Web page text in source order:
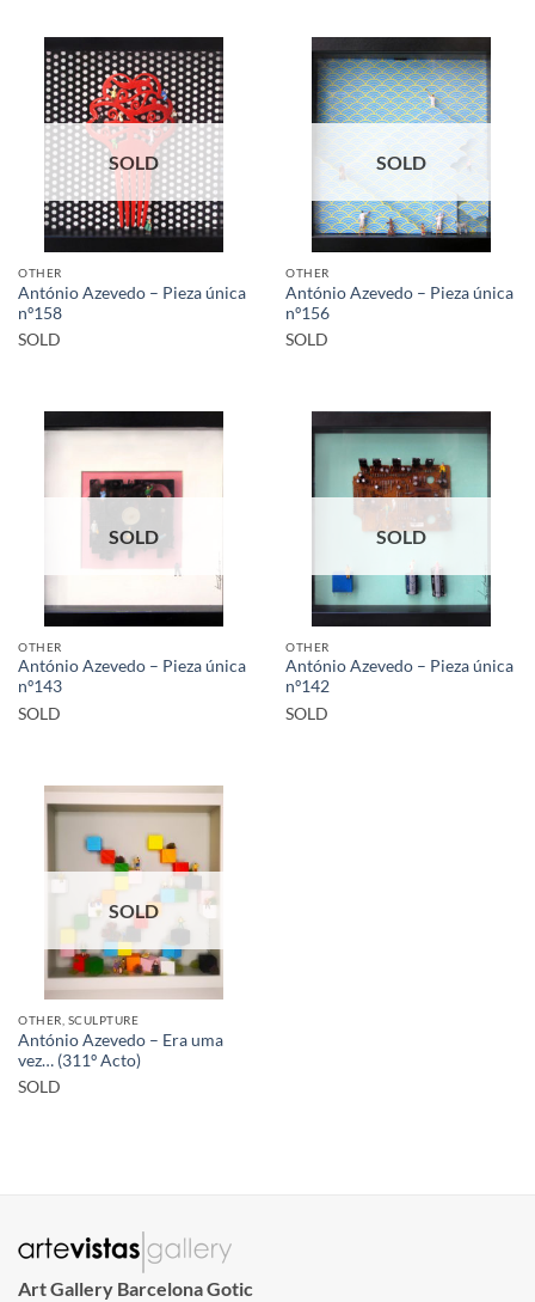
SOLD
OTHER
António Azevedo – Pieza única
nº158
SOLD
SOLD
OTHER
António Azevedo – Pieza única
nº156
SOLD
SOLD
OTHER
António Azevedo – Pieza única
nº143
SOLD
SOLD
OTHER
António Azevedo – Pieza única
nº142
SOLD
SOLD
OTHER, SCULPTURE
António Azevedo – Era uma
vez… (311º Acto)
SOLD
Art Gallery Barcelona Gotic